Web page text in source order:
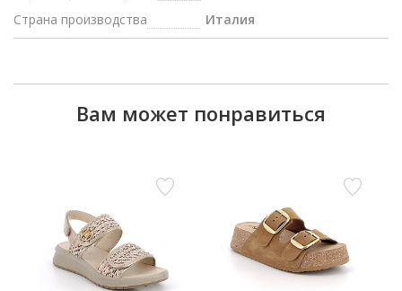
Страна производства
Италия
Вам может понравиться